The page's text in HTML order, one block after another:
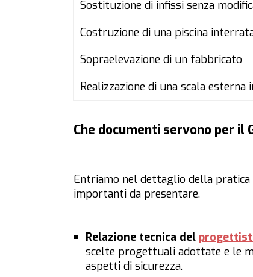
Sostituzione di infissi senza
Costruzione di una piscina
Sopraelevazione di un fabbricato
Realizzazione di una scala esterna
Che documenti servono per il
Entriamo nel dettaglio della pratica
importanti da presentare.
Relazione tecnica del
scelte progettuali adottate e le
aspetti di sicurezza.